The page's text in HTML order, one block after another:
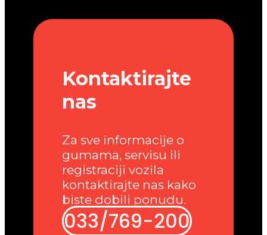
Kontaktirajte
nas
Za sve informacije o
gumama, servisu ili
registraciji vozila
kontaktirajte nas kako
biste dobili ponudu.
033/769-200